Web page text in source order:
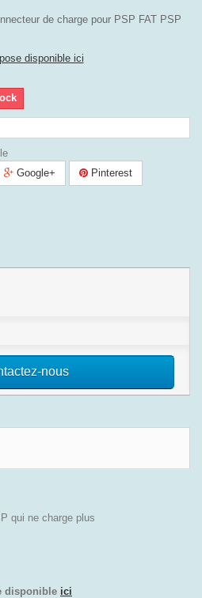
de charge pour PSP FAT PSP
disponible ici
Google+ Pinterest
nous
qui ne charge plus
disponible ici